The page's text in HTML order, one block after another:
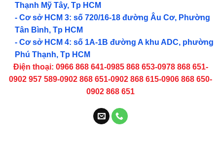
Thạnh Mỹ Tây, Tp HCM
- Cơ sở HCM 3: số 720/16-18 đường Âu Cơ, Phường
Tân Bình, Tp HCM
- Cơ sở HCM 4: số 1A-1B đường A khu ADC, phường
Phú Thạnh, Tp HCM
Điện thoại: 0966 868 641-0985 868 653-0978 868 651-
0902 957 589-0902 868 651-0902 868 615-0906 868 650-
0902 868 651